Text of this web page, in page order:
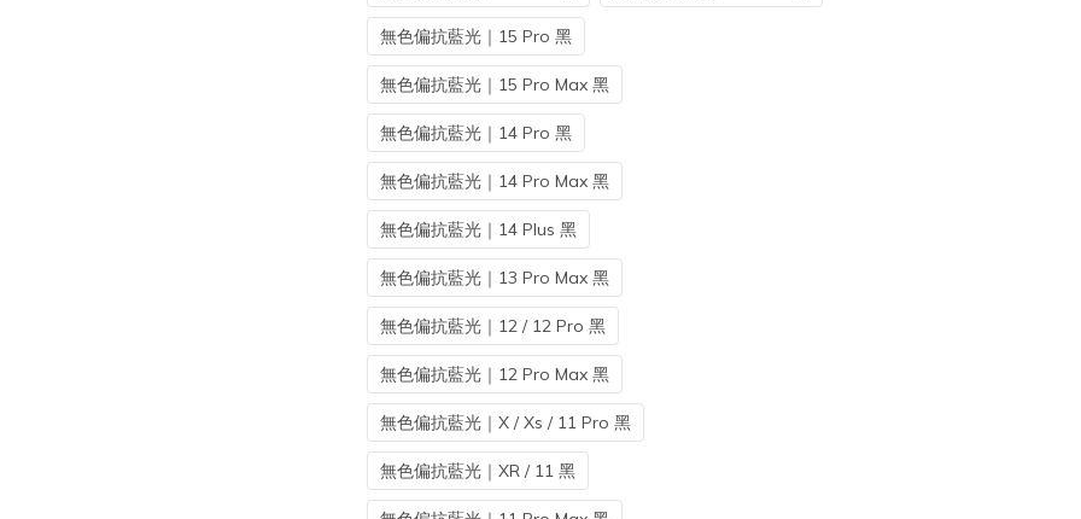
無色偏抗藍光｜15 Pro 黑
無色偏抗藍光｜15 Pro Max 黑
無色偏抗藍光｜14 Pro 黑
無色偏抗藍光｜14 Pro Max 黑
無色偏抗藍光｜14 Plus 黑
無色偏抗藍光｜13 Pro Max 黑
無色偏抗藍光｜12 / 12 Pro 黑
無色偏抗藍光｜12 Pro Max 黑
無色偏抗藍光｜X / Xs / 11 Pro 黑
無色偏抗藍光｜XR / 11 黑